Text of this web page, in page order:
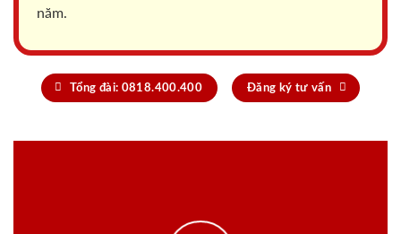
năm.
Tổng đài: 0818.400.400 Đăng ký tư vấn